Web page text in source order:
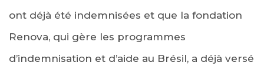
ont déjà été indemnisées et que la fondation
Renova, qui gère les programmes
d’indemnisation et d’aide au Brésil, a déjà versé